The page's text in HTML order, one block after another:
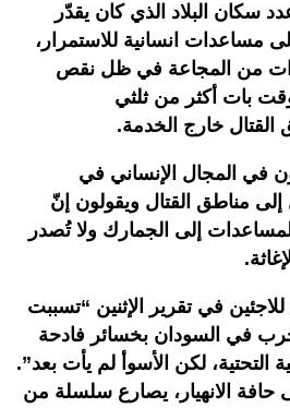
سكان البلاد الذي كان يقدّر
الى مساعدات انسانية للاستمرار،
من المجاعة في ظل نقص
بات أكثر من ثلثي
خارج الخدمة.
في المجال الإنساني في
مناطق القتال ويقولون إنّ
إلى الجمارك ولا تُصدر
في تقرير الإثنين “تسببت
في السودان بخسائر فادحة
التحتية، لكن الأسوأ لم يأت بعد”.
حافة الانهيار، يصارع سلسلة من